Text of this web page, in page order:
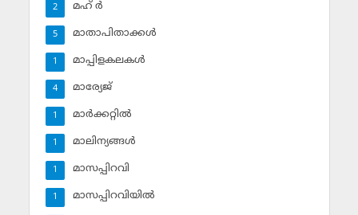
മഹ് ര്‍
2
മാതാപിതാക്കള്‍
5
മാപ്പിളകലകള്‍
1
മാര്യേജ്
4
മാര്‍ക്കറ്റില്‍
1
മാലിന്യങ്ങള്‍
1
മാസപ്പിറവി
1
മാസപ്പിറവിയില്‍
1